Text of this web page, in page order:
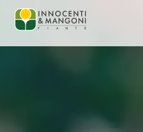
Skip to main content